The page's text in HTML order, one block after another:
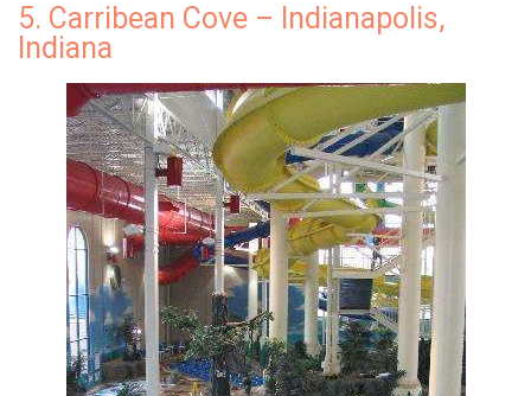
5. Carribean Cove – Indianapolis,
Indiana